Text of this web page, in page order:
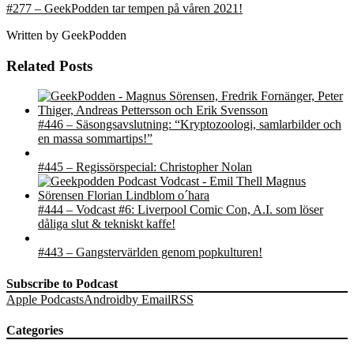
#277 – GeekPodden tar tempen på våren 2021!
Written by GeekPodden
Related Posts
#446 – Säsongsavslutning: “Kryptozoologi, samlarbilder och
en massa sommartips!”
#445 – Regissörspecial: Christopher Nolan
#444 – Vodcast #6: Liverpool Comic Con, A.I. som löser
dåliga slut & tekniskt kaffe!
#443 – Gangstervärlden genom popkulturen!
Subscribe to Podcast
Apple PodcastsAndroidby EmailRSS
Categories